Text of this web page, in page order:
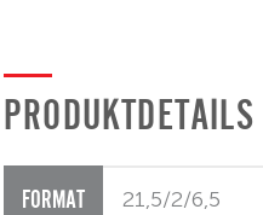
PRODUKTDETAILS
FORMAT